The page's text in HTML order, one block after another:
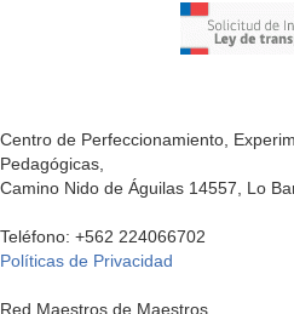
Centro de Perfeccionamiento,
Pedagógicas,
Camino Nido de Águilas 14557, Lo
Teléfono: +562 224066702
Políticas de Privacidad
Red Maestros de Maestros,